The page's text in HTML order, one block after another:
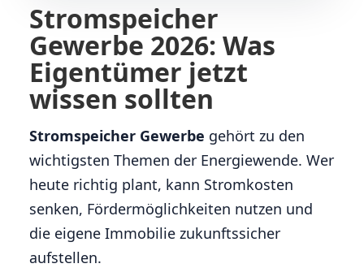
Stromspeicher
Gewerbe 2026: Was
Eigentümer jetzt
wissen sollten
Stromspeicher Gewerbe gehört zu den
wichtigsten Themen der Energiewende. Wer
heute richtig plant, kann Stromkosten
senken, Fördermöglichkeiten nutzen und
die eigene Immobilie zukunftssicher
aufstellen.